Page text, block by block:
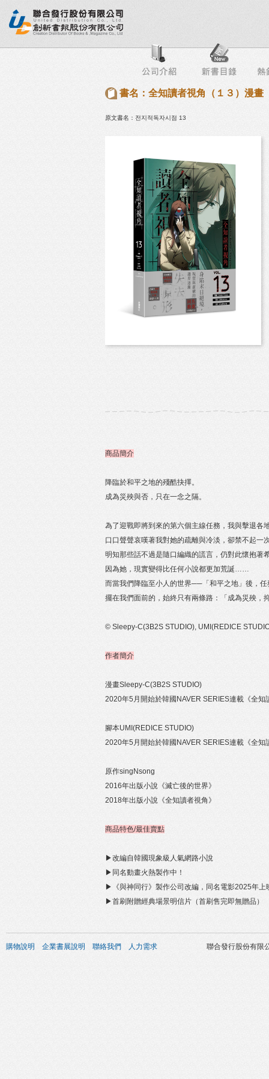
榜 出版社專區 書店專區 目錄下載 會員服務
書名：全知讀者視角（１３）漫畫
原文書名：전지적독자시점 13
商品簡介
降臨於和平之地的殘酷抉擇。
成為災殃與否，只在一念之隔。
為了迎戰即將到來的第六個主線任務，我與擊退
口口聲聲哀嘆著我對她的疏離與冷淡，卻禁不起一
明知那些話不過是隨口編織的謊言，仍對此懷抱著
因為她，現實變得比任何小說都更加荒誕……
而當我們降臨至小人的世界──「和平之地」後，
擺在我們面前的，始終只有兩條路：「成為災殃，
© Sleepy-C(3B2S STUDIO), UMI(REDICE
作者簡介
漫畫Sleepy-C(3B2S STUDIO)
2020年5月開始於韓國NAVER SERIES連載《全知
腳本UMI(REDICE STUDIO)
2020年5月開始於韓國NAVER SERIES連載《全知
原作singNsong
2016年出版小說《滅亡後的世界》
2018年出版小說《全知讀者視角》
商品特色/最佳賣點
▶改編自韓國現象級人氣網路小說
▶同名動畫火熱製作中！
▶《與神同行》製作公司改編，同名電影2025年上
▶首刷附贈經典場景明信片（首刷售完即無贈品）
購物說明 企業書展說明 聯絡我們 人力需求 聯合發行股份有限